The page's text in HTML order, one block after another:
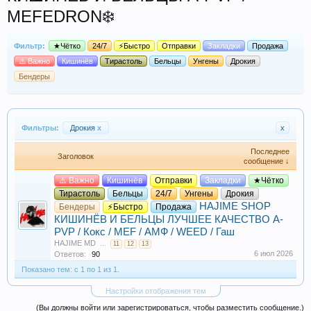
MEFEDRON❄️
Фильтр: ★Чётко 24/7 ⚡Быстро Отправки Закладки
Продажа
⚠️ Важно
Кишинёв Тирастоль Бельцы Унгены
Дрокия
Бендеры
Фильтры: Дрокия x x
Заголовок
Последнее
сообщение ↓
⚠️ Важно Кишинёв Отправки Закладки
★Чётко
Тирастоль
Бельцы 24/7 Унгены
Дрокия
Бендеры
⚡Быстро Продажа
HAJIME SHOP
КИШИНЁВ И БЕЛЬЦЫ ЛУЧШЕЕ КАЧЕСТВО A-
PVP / Кокс / MEF / АМФ / WEED / Гаш
HAJIME MD ... 11 12 13
Ответов: 90
6 июл 2026
Показано тем: с 1 по 1 из 1.
Настройки отображения тем
(Вы должны войти или зарегистрироваться, чтобы разместить сообщение.)